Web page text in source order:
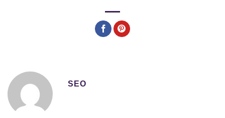
SEO